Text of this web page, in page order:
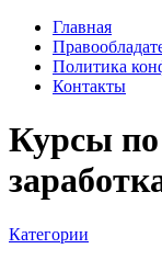
Главная
Политика
Контакты
Курсы по
Категории